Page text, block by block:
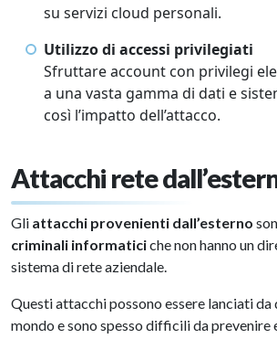
su servizi cloud personali.
Utilizzo di accessi privilegiati
Sfruttare account con privilegi
a una vasta gamma di dati e
così l’impatto dell’attacco.
Attacchi rete
Gli attacchi provenienti dall’esterno
criminali informaticiche non hanno un
sistema di rete aziendale.
Questi attacchi possono essere lanciati da
mondo e sono spesso difficili da prevenire